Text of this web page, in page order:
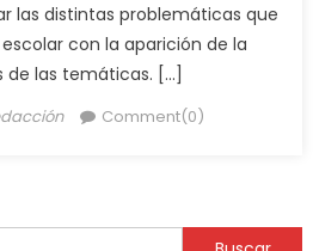
distintas problemáticas que
con la aparición de la
las temáticas. […]
Comment(0)